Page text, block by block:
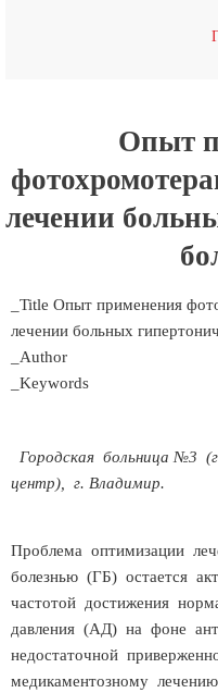
Опыт
лечении
_Title Опыт применения
лечении больных
_Author
_Keywords
Городская больница №3
центр), г. Владимир.
Проблема оптимизации
болезнью (ГБ) остается
частотой достижения
давления (АД) на фоне
недостаточной
медикаментозному